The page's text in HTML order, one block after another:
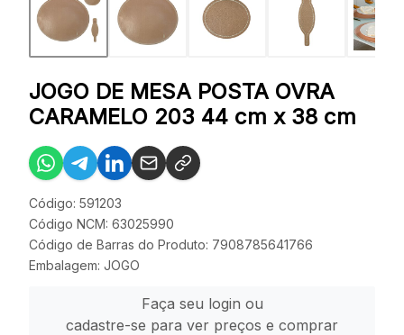
JOGO DE MESA POSTA OVRA
CARAMELO 203 44 cm x 38 cm
Código: 591203
Código NCM: 63025990
Código de Barras do Produto: 7908785641766
Embalagem: JOGO
Faça seu login ou
cadastre-se para ver preços e comprar